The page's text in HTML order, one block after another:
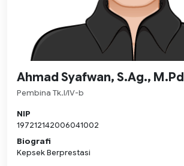
Ahmad Syafwan, S.Ag., M.Pd
Pembina Tk.I/IV-b
NIP
197212142006041002
Biografi
Kepsek Berprestasi